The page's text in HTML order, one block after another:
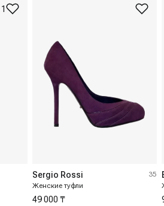
1
Sergio Rossi
Женские туфли
35
49 000 ₸